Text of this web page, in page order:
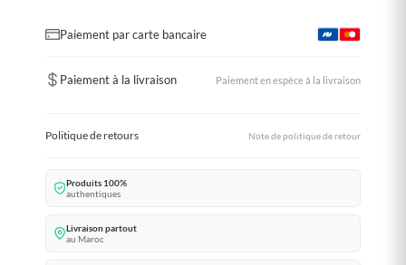
Paiement par carte bancaire
Paiement à la livraison Paiement en espèce à la livraison
Politique de retours Note de politique de retour
Produits 100%
authentiques
Livraison partout
au Maroc